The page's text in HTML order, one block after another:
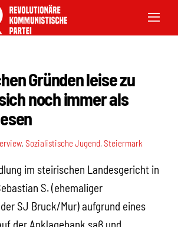
Gründen leise zu
noch immer als
,Sozialistische Jugend,Steiermark
im steirischen Landesgericht in
S. (ehemaliger
SJ Bruck/Mur) aufgrund eines